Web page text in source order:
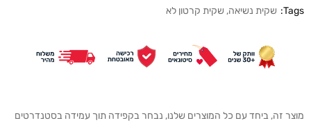
Tags: שקית נשיאה, שקית קרטון לא
מוצר זה, ביחד עם כל המוצרים שלנו, נבחר בקפידה תוך עמידה בסטנדרטים